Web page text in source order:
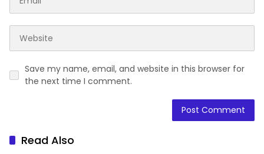
Save my name, email, and website in this browser for
the next time I comment.
Read Also